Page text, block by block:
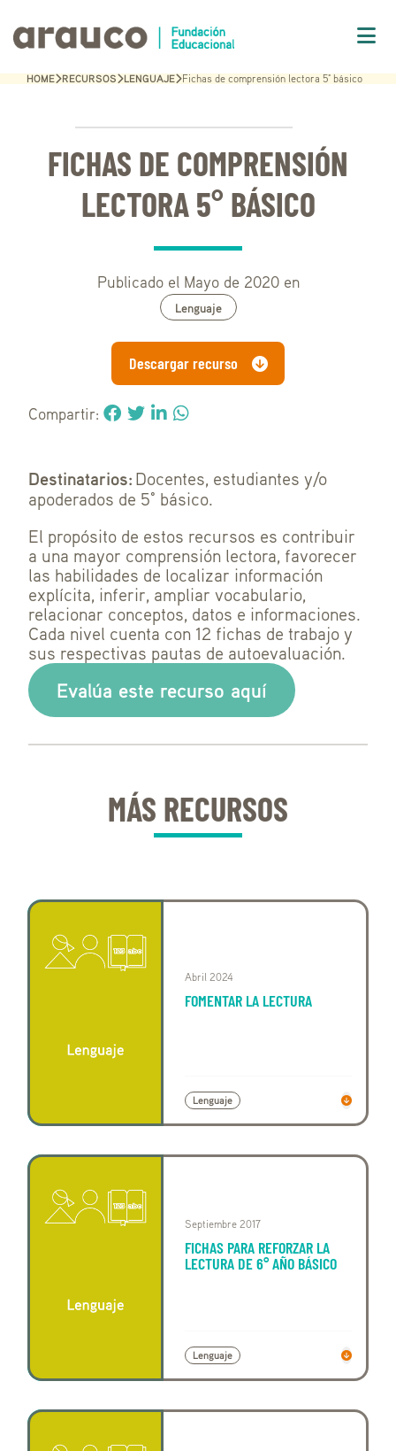
HOME RECURSOS LENGUAJE Fichas de comprensión lectora 5° básico
FICHAS DE COMPRENSIÓN
LECTORA 5° BÁSICO
Publicado el Mayo de 2020 en
Lenguaje
Descargar recurso
Compartir:
Destinatarios: Docentes, estudiantes y/o
apoderados de 5° básico.
El propósito de estos recursos es contribuir
a una mayor comprensión lectora, favorecer
las habilidades de localizar información
explícita, inferir, ampliar vocabulario,
relacionar conceptos, datos e informaciones.
Cada nivel cuenta con 12 fichas de trabajo y
sus respectivas pautas de autoevaluación.
Evalúa este recurso aquí
MÁS RECURSOS
Abril 2024
FOMENTAR LA LECTURA
Lenguaje
Septiembre 2017
FICHAS PARA REFORZAR LA
LECTURA DE 6° AÑO BÁSICO
Lenguaje